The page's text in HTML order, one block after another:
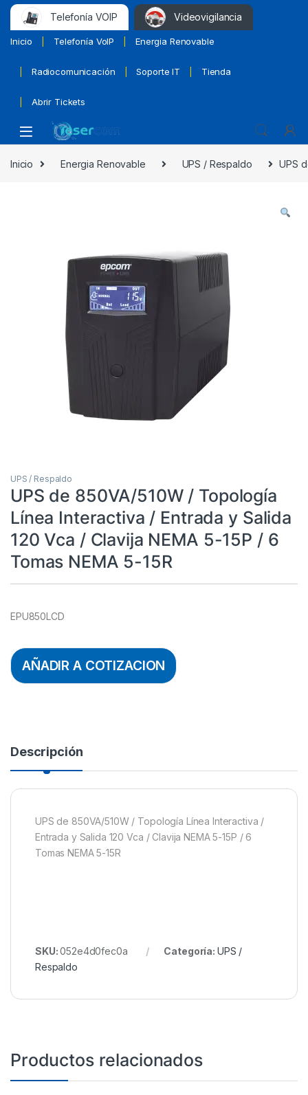
Telefonía VOIP Videovigilancia
Inicio Telefonía VoIP Energia Renovable
Radiocomunicación Soporte IT Tienda
Abrir Tickets
Inicio Energia Renovable UPS / Respaldo UPS
UPS / Respaldo
UPS de 850VA/510W / Topología
Línea Interactiva / Entrada y Salida
120 Vca / Clavija NEMA 5-15P / 6
Tomas NEMA 5-15R
EPU850LCD
AÑADIR A COTIZACION
Descripción
UPS de 850VA/510W / Topología Línea Interactiva /
Entrada y Salida 120 Vca / Clavija NEMA 5-15P / 6
Tomas NEMA 5-15R
SKU:052e4d0fec0a Categoría: UPS /
Respaldo
Productos relacionados